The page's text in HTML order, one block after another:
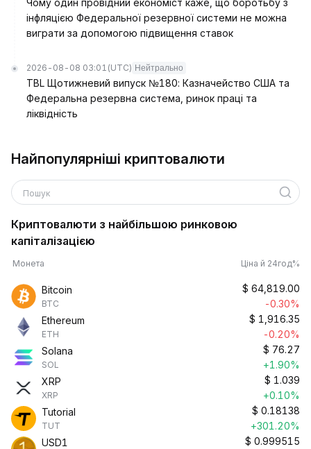
Чому один провідний економіст каже, що боротьбу з
інфляцією Федеральної резервної системи не можна
виграти за допомогою підвищення ставок
2026-08-08 03:01 (UTC) Нейтрально
TBL Щотижневий випуск №180: Казначейство США та
Федеральна резервна система, ринок праці та
ліквідність
Найпопулярніші криптовалюти
Пошук
Криптовалюти з найбільшою ринковою
капіталізацією
Монета Ціна й 24год%
Bitcoin
BTC
$ 64,819.00
-0.30%
Ethereum
ETH
$ 1,916.35
-0.20%
Solana
SOL
$ 76.27
+1.90%
XRP
XRP
$ 1.039
+0.10%
Tutorial
TUT
$ 0.18138
+301.20%
USD1
$ 0.999515